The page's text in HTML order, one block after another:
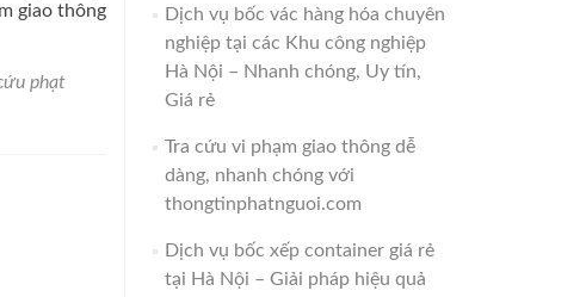
giao thông
phạt
Dịch vụ bốc vác hàng hóa chuyên
nghiệp tại các Khu công nghiệp
Hà Nội – Nhanh chóng, Uy tín,
Giá rẻ
Tra cứu vi phạm giao thông dễ
dàng, nhanh chóng với
thongtinphatnguoi.com
Dịch vụ bốc xếp container giá rẻ
tại Hà Nội – Giải pháp hiệu quả